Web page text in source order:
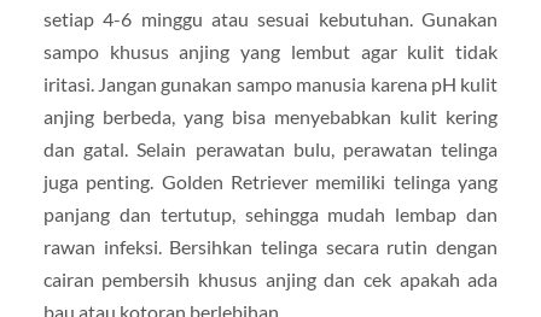
setiap 4-6 minggu atau sesuai kebutuhan. Gunakan
sampo khusus anjing yang lembut agar kulit tidak
iritasi. Jangan gunakan sampo manusia karena pH kulit
anjing berbeda, yang bisa menyebabkan kulit kering
dan gatal. Selain perawatan bulu, perawatan telinga
juga penting. Golden Retriever memiliki telinga yang
panjang dan tertutup, sehingga mudah lembap dan
rawan infeksi. Bersihkan telinga secara rutin dengan
cairan pembersih khusus anjing dan cek apakah ada
bau atau kotoran berlebihan.